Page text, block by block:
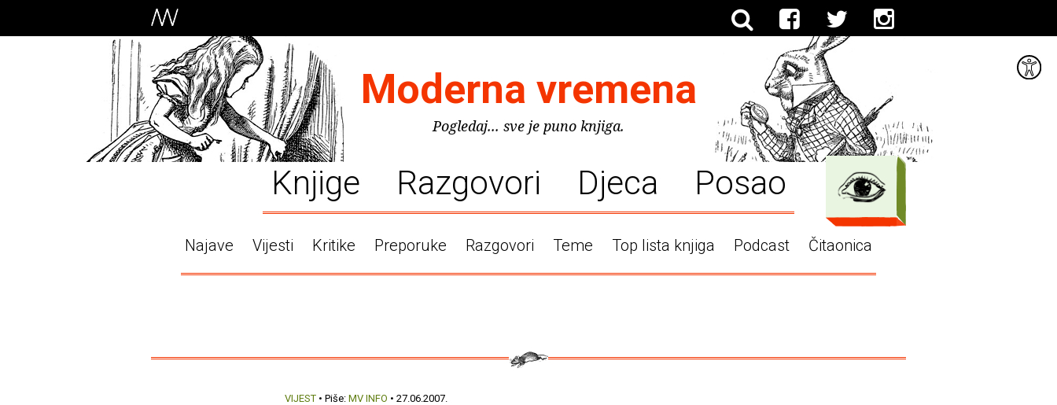
Moderna vremena
Pogledaj... sve je puno knjiga.
Knjige Razgovori Djeca Posao
Najave Vijesti Kritike Preporuke Razgovori Teme Top lista knjiga Podcast Čitaonica
VIJEST • Piše: MV INFO • 27.06.2007.